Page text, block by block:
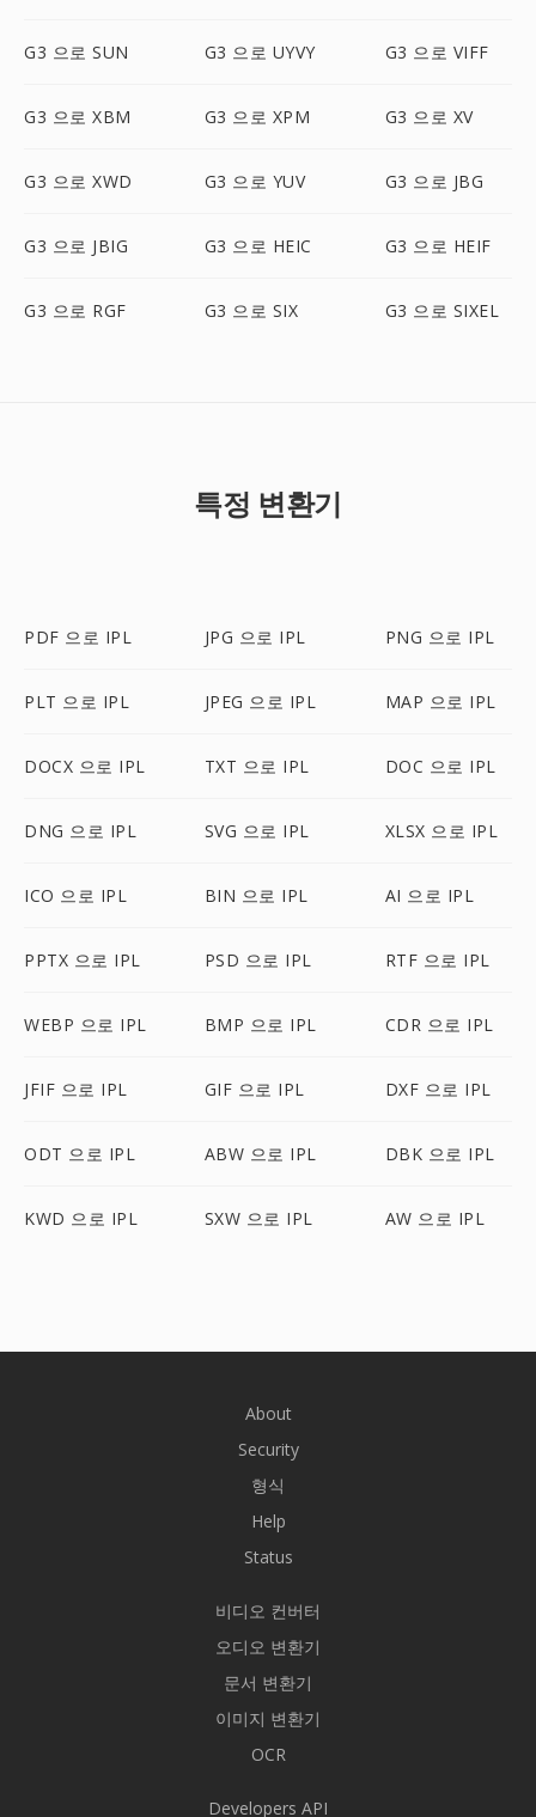
G3 으로 SUN G3 으로 UYVY G3 으로 VIFF
G3 으로 XBM G3 으로 XPM G3 으로 XV
G3 으로 XWD G3 으로 YUV G3 으로 JBG
G3 으로 JBIG G3 으로 HEIC G3 으로 HEIF
G3 으로 RGF G3 으로 SIX G3 으로 SIXEL
특정 변환기
PDF 으로 IPL JPG 으로 IPL PNG 으로 IPL
PLT 으로 IPL JPEG 으로 IPL MAP 으로 IPL
DOCX 으로 IPL TXT 으로 IPL DOC 으로 IPL
DNG 으로 IPL SVG 으로 IPL XLSX 으로 IPL
ICO 으로 IPL BIN 으로 IPL AI 으로 IPL
PPTX 으로 IPL PSD 으로 IPL RTF 으로 IPL
WEBP 으로 IPL BMP 으로 IPL CDR 으로 IPL
JFIF 으로 IPL GIF 으로 IPL DXF 으로 IPL
ODT 으로 IPL ABW 으로 IPL DBK 으로 IPL
KWD 으로 IPL SXW 으로 IPL AW 으로 IPL
About
Security
형식
Help
Status
비디오 컨버터
오디오 변환기
문서 변환기
이미지 변환기
OCR
Developers API